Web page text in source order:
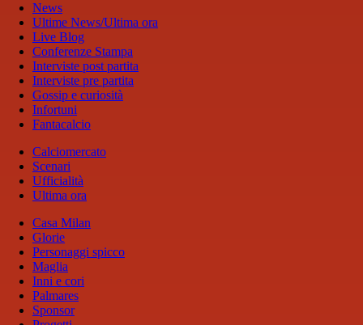
News
Ultime News/Ultima ora
Live Blog
Conferenze Stampa
Interviste post partita
Interviste pre partita
Gossip e curiosità
Infortuni
Fantacalcio
Calciomercato
Scenari
Ufficialità
Ultima ora
Casa Milan
Glorie
Personaggi spicco
Maglia
Inni e cori
Palmares
Sponsor